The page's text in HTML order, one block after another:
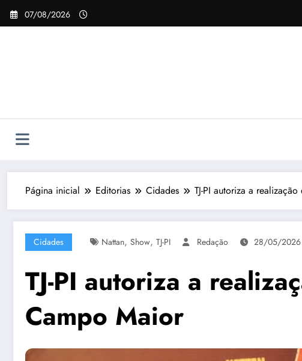
Pular
para
07/08/2026
Página inicial Editorias Cidades TJ-PI autoriza a
Cidades Nattan, Show, TJ-PI Redação 28/05/2026
TJ-PI autoriza a
Campo Maior